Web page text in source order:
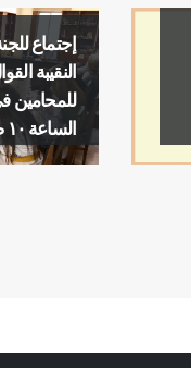
إجتماع
النقيبة
الساعة ١٠ صباحا